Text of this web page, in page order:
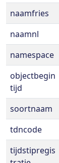
naamfries
naamnl
namespace
objectbegin
tijd
soortnaam
tdncode
tijdstipregis